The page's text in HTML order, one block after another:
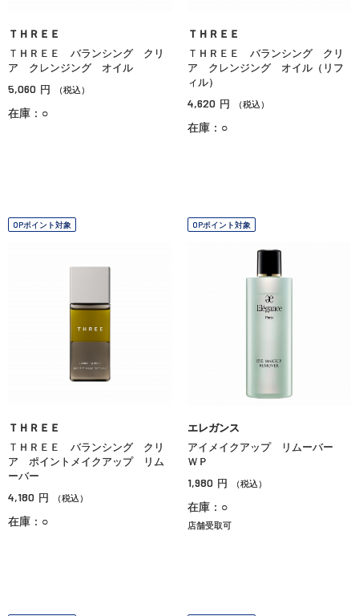
ＴＨＲＥＥ
ＴＨＲＥＥ バランシング クリ
ア クレンジング オイル
5,060 円 （税込）
在庫：○
ＴＨＲＥＥ
ＴＨＲＥＥ バランシング クリ
ア クレンジング オイル（リフ
ィル）
4,620 円 （税込）
在庫：○
OPポイント対象
ＴＨＲＥＥ
ＴＨＲＥＥ バランシング クリ
ア ポイントメイクアップ リム
ーバー
4,180 円 （税込）
在庫：○
OPポイント対象
エレガンス
アイメイクアップ リムーバー
ＷＰ
1,980 円 （税込）
在庫：○
店舗受取可